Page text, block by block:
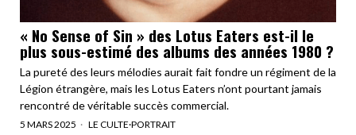
« No Sense of Sin » des Lotus Eaters est-il le
plus sous-estimé des albums des années 1980 ?
La pureté des leurs mélodies aurait fait fondre un régiment de la
Légion étrangère, mais les Lotus Eaters n’ont pourtant jamais
rencontré de véritable succès commercial.
5 MARS 2025 LE CULTE·PORTRAIT